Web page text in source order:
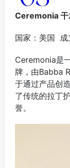
Ceremonia 干
国家：美国
‌Ceremonia是
牌‌，由Babba
于通过产品创
了传统的拉丁
誉‌。